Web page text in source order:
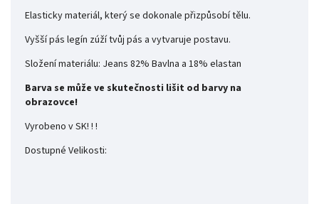
Elasticky materiál, který se dokonale přizpůsobí tělu.
Vyšší pás legín zúží tvůj pás a vytvaruje postavu.
Složení materiálu: Jeans 82% Bavlna a 18% elastan
Barva se může ve skutečnosti lišit od barvy na
obrazovce!
Vyrobeno v SK! ! !
Dostupné Velikosti: